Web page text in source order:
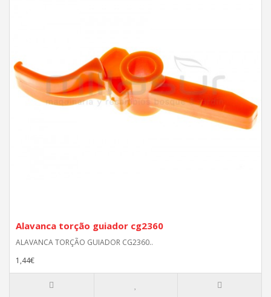
Alavanca torção guiador cg2360
ALAVANCA TORÇÃO GUIADOR CG2360..
1,44€